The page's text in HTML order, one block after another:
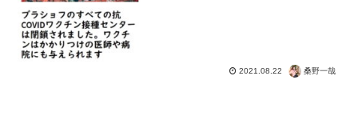
2021.08.22 桑野一哉